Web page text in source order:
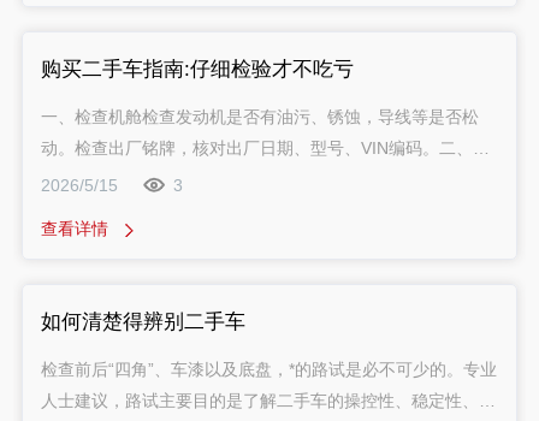
购买二手车指南:仔细检验才不吃亏
一、检查机舱检查发动机是否有油污、锈蚀，导线等是否松
动。检查出厂铭牌，核对出厂日期、型号、VIN编码。二、检
查软管检查进气管、暖风管、水泵管等有无老化、变硬、变脆
制器等，看其是否有弹性。三、检查机油检查机油盖内是否有
2026/5/15 3
查看详情
如何清楚得辨别二手车
检查前后“四角”、车漆以及底盘，*的路试是必不可少的。专业
人士建议，路试主要目的是了解二手车的操控性、稳定性、制